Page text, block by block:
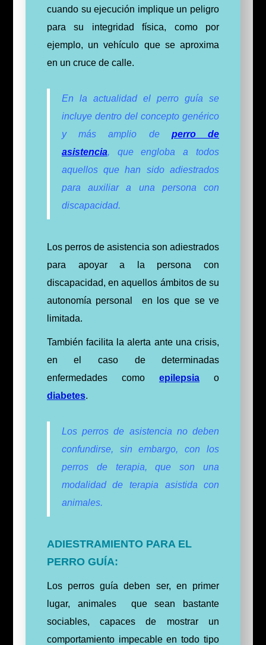
cuando su ejecución implique un peligro
para su integridad física, como por
ejemplo, un vehículo que se aproxima
en un cruce de calle.
En la actualidad el perro guía se
incluye dentro del concepto genérico
y más amplio de perro de
asistencia, que engloba a todos
aquellos que han sido adiestrados
para auxiliar a una persona con
discapacidad.
Los perros de asistencia son adiestrados
para apoyar a la persona con
discapacidad, en aquellos ámbitos de su
autonomía personal en los que se ve
limitada.
También facilita la alerta ante una crisis,
en el caso de determinadas
enfermedades comoepilepsia o
diabetes.
Los perros de asistencia no deben
confundirse, sin embargo, con los
perros de terapia, que son una
modalidad de terapia asistida con
animales.
ADIESTRAMIENTO PARA EL
PERRO GUÍA:
Los perros guía deben ser, en primer
lugar, animales que sean bastante
sociables, capaces de mostrar un
comportamiento impecable en todo tipo